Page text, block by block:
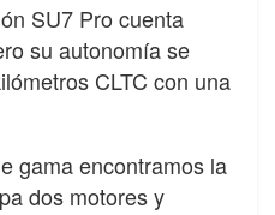
SU7 Pro cuenta
su autonomía se
CLTC con una
gama encontramos la
dos motores y